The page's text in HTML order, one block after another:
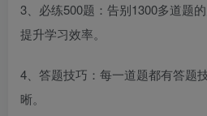
3、必练500题：告别1300多道题
提升学习效率。
4、答题技巧：每一道题都有答题
晰。